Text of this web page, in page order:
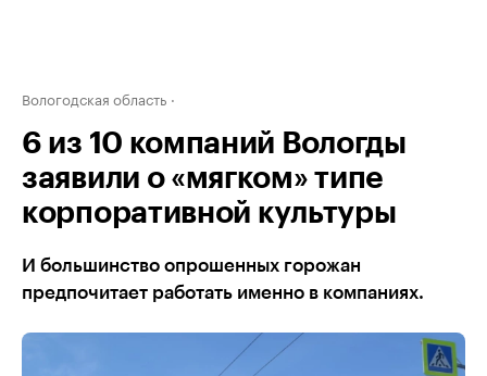
Вологодская область
6 из 10 компаний Вологды
заявили о «мягком» типе
корпоративной культуры
И большинство опрошенных горожан
предпочитает работать именно в компаниях.